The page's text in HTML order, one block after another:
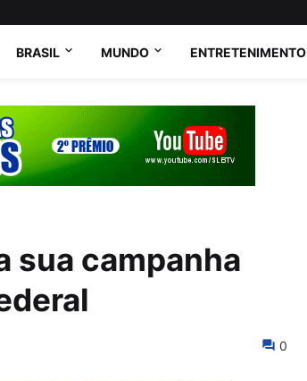
BRASIL MUNDO ENTRETENIMENTO
sua campanha
0